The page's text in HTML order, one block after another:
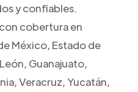
y confiables.
cobertura en
México, Estado de
Guanajuato,
Veracruz, Yucatán,